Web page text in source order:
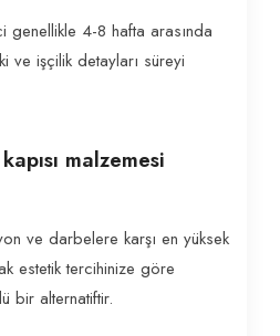
genellikle 4-8 hafta arasında
ve işçilik detayları süreyi
malzemesi
ve darbelere karşı en yüksek
estetik tercihinize göre
bir alternatiftir.